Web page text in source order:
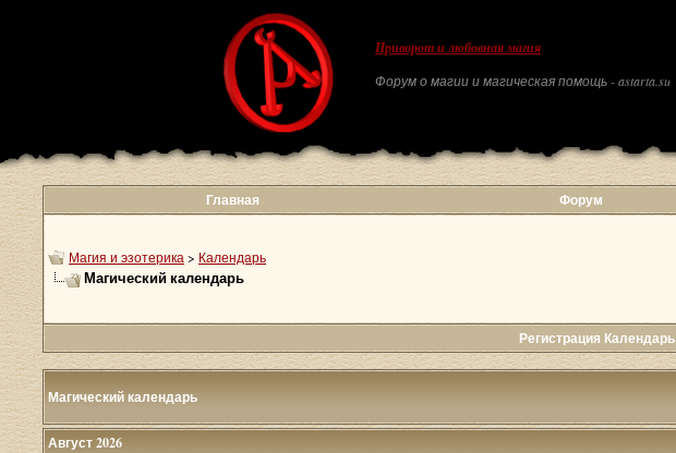
Приворот и любовная магия
Форум о магии и магическая помощь - astarta.su
Главная Форум
Магия и эзотерика > Календарь
Магический календарь
Регистрация Календарь
Магический календарь
Август 2026